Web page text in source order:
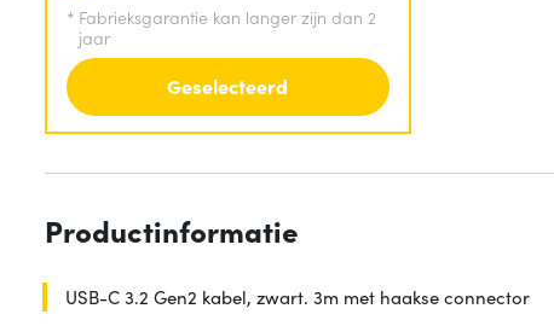
* Fabrieksgarantie kan langer zijn dan 2
jaar
Geselecteerd
Productinformatie
USB-C 3.2 Gen2 kabel, zwart. 3m met haakse connector